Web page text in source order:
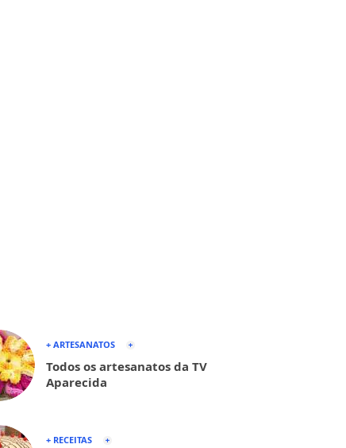
+ ARTESANATOS
Todos os artesanatos da TV
Aparecida
+ RECEITAS